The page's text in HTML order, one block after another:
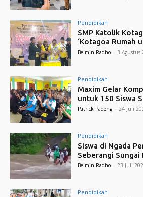
Pendidikan
SMP Katolik
‘Kotagoa Rumah
Belmin Radho - 3 Agustus
Pendidikan
Maxim Gelar
untuk 150 Siswa
Patrick Padeng - 24 Juli
Pendidikan
Siswa di Ngada
Seberangi Sungai
Belmin Radho - 23 Juli
Pendidikan